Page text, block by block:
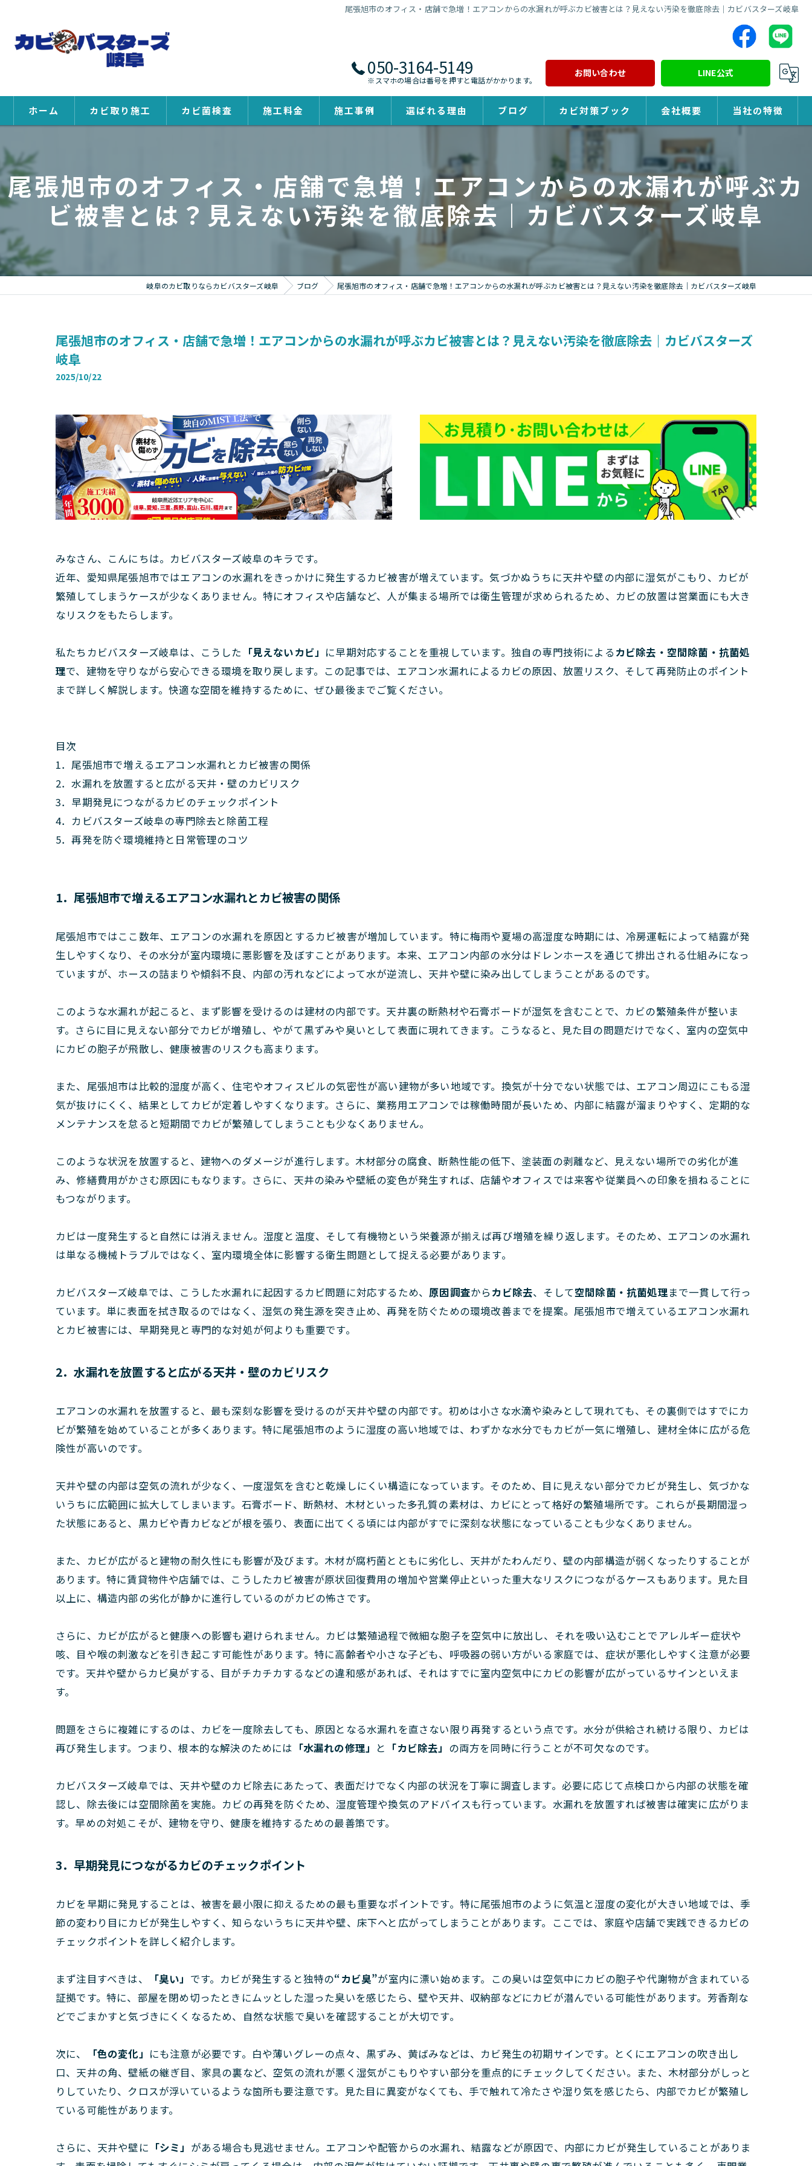
尾張旭市のオフィス・店舗で急増！エアコンからの水漏れが呼ぶカビ被害とは？見えない汚染を徹底除去｜カビバスターズ岐阜
050-3164-5149
※スマホの場合は番号を押すと電話がかかります。
お問い合わせ LINE公式
ホーム カビ取り施工 カビ菌検査 施工料金 施工事例 選ばれる理由 ブログ カビ対策ブック 会社概要 当社の特徴
除カビ
防カビ
尾張旭市のオフィス・店舗で急増！エアコンからの水漏れが呼ぶカ
ビ被害とは？見えない汚染を徹底除去｜カビバスターズ岐阜
岐阜のカビ取りならカビバスターズ岐阜 ブログ 尾張旭市のオフィス・店舗で急増！エアコンからの水漏れが呼ぶカビ被害とは？見えない汚染を徹底除去｜カビバスターズ岐阜
尾張旭市のオフィス・店舗で急増！エアコンからの水漏れが呼ぶカビ被害とは？見えない汚染を徹底除去｜カビバスターズ
岐阜
2025/10/22
みなさん、こんにちは。カビバスターズ岐阜のキラです。
近年、愛知県尾張旭市ではエアコンの水漏れをきっかけに発生するカビ被害が増えています。気づかぬうちに天井や壁の内部に湿気がこもり、カビが
繁殖してしまうケースが少なくありません。特にオフィスや店舗など、人が集まる場所では衛生管理が求められるため、カビの放置は営業面にも大き
なリスクをもたらします。
私たちカビバスターズ岐阜は、こうした 「見えないカビ」 に早期対応することを重視しています。独自の専門技術による カビ除去・空間除菌・抗菌処
理で、建物を守りながら安心できる環境を取り戻します。この記事では、エアコン水漏れによるカビの原因、放置リスク、そして再発防止のポイント
まで詳しく解説します。快適な空間を維持するために、ぜひ最後までご覧ください。
目次
1．尾張旭市で増えるエアコン水漏れとカビ被害の関係
2．水漏れを放置すると広がる天井・壁のカビリスク
3．早期発見につながるカビのチェックポイント
4．カビバスターズ岐阜の専門除去と除菌工程
5．再発を防ぐ環境維持と日常管理のコツ
1．尾張旭市で増えるエアコン水漏れとカビ被害の関係
尾張旭市ではここ数年、エアコンの水漏れを原因とするカビ被害が増加しています。特に梅雨や夏場の高湿度な時期には、冷房運転によって結露が発
生しやすくなり、その水分が室内環境に悪影響を及ぼすことがあります。本来、エアコン内部の水分はドレンホースを通じて排出される仕組みになっ
ていますが、ホースの詰まりや傾斜不良、内部の汚れなどによって水が逆流し、天井や壁に染み出してしまうことがあるのです。
このような水漏れが起こると、まず影響を受けるのは建材の内部です。天井裏の断熱材や石膏ボードが湿気を含むことで、カビの繁殖条件が整いま
す。さらに目に見えない部分でカビが増殖し、やがて黒ずみや臭いとして表面に現れてきます。こうなると、見た目の問題だけでなく、室内の空気中
にカビの胞子が飛散し、健康被害のリスクも高まります。
また、尾張旭市は比較的湿度が高く、住宅やオフィスビルの気密性が高い建物が多い地域です。換気が十分でない状態では、エアコン周辺にこもる湿
気が抜けにくく、結果としてカビが定着しやすくなります。さらに、業務用エアコンでは稼働時間が長いため、内部に結露が溜まりやすく、定期的な
メンテナンスを怠ると短期間でカビが繁殖してしまうことも少なくありません。
このような状況を放置すると、建物へのダメージが進行します。木材部分の腐食、断熱性能の低下、塗装面の剥離など、見えない場所での劣化が進
み、修繕費用がかさむ原因にもなります。さらに、天井の染みや壁紙の変色が発生すれば、店舗やオフィスでは来客や従業員への印象を損ねることに
もつながります。
カビは一度発生すると自然には消えません。湿度と温度、そして有機物という栄養源が揃えば再び増殖を繰り返します。そのため、エアコンの水漏れ
は単なる機械トラブルではなく、室内環境全体に影響する衛生問題として捉える必要があります。
カビバスターズ岐阜では、こうした水漏れに起因するカビ問題に対応するため、原因調査から カビ除去、そして空間除菌・抗菌処理まで一貫して行っ
ています。単に表面を拭き取るのではなく、湿気の発生源を突き止め、再発を防ぐための環境改善までを提案。尾張旭市で増えているエアコン水漏れ
とカビ被害には、早期発見と専門的な対処が何よりも重要です。
2．水漏れを放置すると広がる天井・壁のカビリスク
エアコンの水漏れを放置すると、最も深刻な影響を受けるのが天井や壁の内部です。初めは小さな水滴や染みとして現れても、その裏側ではすでにカ
ビが繁殖を始めていることが多くあります。特に尾張旭市のように湿度の高い地域では、わずかな水分でもカビが一気に増殖し、建材全体に広がる危
険性が高いのです。
天井や壁の内部は空気の流れが少なく、一度湿気を含むと乾燥しにくい構造になっています。そのため、目に見えない部分でカビが発生し、気づかな
いうちに広範囲に拡大してしまいます。石膏ボード、断熱材、木材といった多孔質の素材は、カビにとって格好の繁殖場所です。これらが長期間湿っ
た状態にあると、黒カビや青カビなどが根を張り、表面に出てくる頃には内部がすでに深刻な状態になっていることも少なくありません。
また、カビが広がると建物の耐久性にも影響が及びます。木材が腐朽菌とともに劣化し、天井がたわんだり、壁の内部構造が弱くなったりすることが
あります。特に賃貸物件や店舗では、こうしたカビ被害が原状回復費用の増加や営業停止といった重大なリスクにつながるケースもあります。見た目
以上に、構造内部の劣化が静かに進行しているのがカビの怖さです。
さらに、カビが広がると健康への影響も避けられません。カビは繁殖過程で微細な胞子を空気中に放出し、それを吸い込むことでアレルギー症状や
咳、目や喉の刺激などを引き起こす可能性があります。特に高齢者や小さな子ども、呼吸器の弱い方がいる家庭では、症状が悪化しやすく注意が必要
です。天井や壁からカビ臭がする、目がチカチカするなどの違和感があれば、それはすでに室内空気中にカビの影響が広がっているサインといえま
す。
問題をさらに複雑にするのは、カビを一度除去しても、原因となる水漏れを直さない限り再発するという点です。水分が供給され続ける限り、カビは
再び発生します。つまり、根本的な解決のためには 「水漏れの修理」 と 「カビ除去」 の両方を同時に行うことが不可欠なのです。
カビバスターズ岐阜では、天井や壁のカビ除去にあたって、表面だけでなく内部の状況を丁寧に調査します。必要に応じて点検口から内部の状態を確
認し、除去後には空間除菌を実施。カビの再発を防ぐため、湿度管理や換気のアドバイスも行っています。水漏れを放置すれば被害は確実に広がりま
す。早めの対処こそが、建物を守り、健康を維持するための最善策です。
3．早期発見につながるカビのチェックポイント
カビを早期に発見することは、被害を最小限に抑えるための最も重要なポイントです。特に尾張旭市のように気温と湿度の変化が大きい地域では、季
節の変わり目にカビが発生しやすく、知らないうちに天井や壁、床下へと広がってしまうことがあります。ここでは、家庭や店舗で実践できるカビの
チェックポイントを詳しく紹介します。
まず注目すべきは、 「臭い」 です。カビが発生すると独特の“カビ臭”が室内に漂い始めます。この臭いは空気中にカビの胞子や代謝物が含まれている
証拠です。特に、部屋を閉め切ったときにムッとした湿った臭いを感じたら、壁や天井、収納部などにカビが潜んでいる可能性があります。芳香剤な
どでごまかすと気づきにくくなるため、自然な状態で臭いを確認することが大切です。
次に、 「色の変化」 にも注意が必要です。白や薄いグレーの点々、黒ずみ、黄ばみなどは、カビ発生の初期サインです。とくにエアコンの吹き出し
口、天井の角、壁紙の継ぎ目、家具の裏など、空気の流れが悪く湿気がこもりやすい部分を重点的にチェックしてください。また、木材部分がしっと
りしていたり、クロスが浮いているような箇所も要注意です。見た目に異変がなくても、手で触れて冷たさや湿り気を感じたら、内部でカビが繁殖し
ている可能性があります。
さらに、天井や壁に 「シミ」 がある場合も見逃せません。エアコンや配管からの水漏れ、結露などが原因で、内部にカビが発生していることがありま